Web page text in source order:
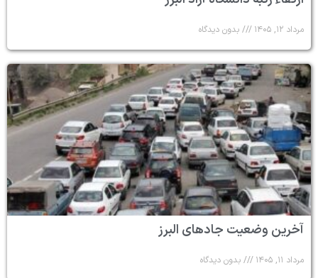
مرداد ۱۲, ۱۴۰۵ بدون دیدگاه
آخرین وضعیت جادهای البرز
مرداد ۱۱, ۱۴۰۵ بدون دیدگاه